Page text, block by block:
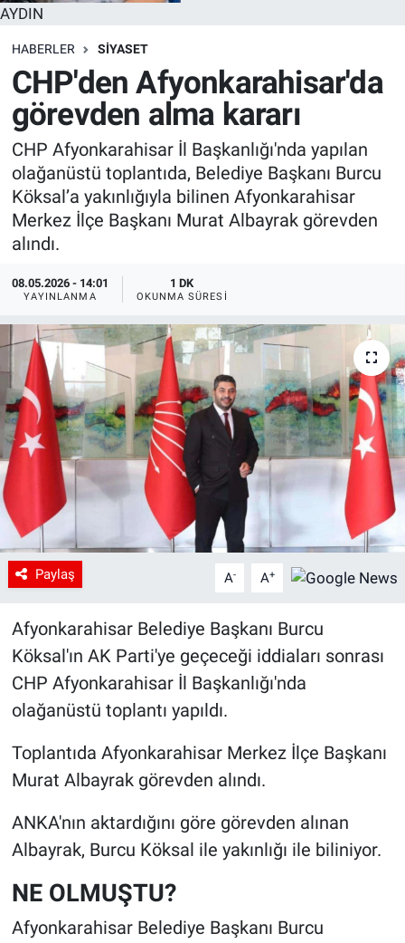
AYDIN
HABERLER SİYASET
CHP'den Afyonkarahisar'da
görevden alma kararı
CHP Afyonkarahisar İl Başkanlığı'nda yapılan
olağanüstü toplantıda, Belediye Başkanı Burcu
Köksal’a yakınlığıyla bilinen Afyonkarahisar
Merkez İlçe Başkanı Murat Albayrak görevden
alındı.
08.05.2026 - 14:01
YAYINLANMA
1 DK
OKUNMA SÜRESI
Paylaş A- A+
Afyonkarahisar Belediye Başkanı Burcu
Köksal'ın AK Parti'ye geçeceği iddiaları sonrası
CHP Afyonkarahisar İl Başkanlığı'nda
olağanüstü toplantı yapıldı.
Toplantıda Afyonkarahisar Merkez İlçe Başkanı
Murat Albayrak görevden alındı.
ANKA'nın aktardığını göre görevden alınan
Albayrak, Burcu Köksal ile yakınlığı ile biliniyor.
NE OLMUŞTU?
Afyonkarahisar Belediye Başkanı Burcu